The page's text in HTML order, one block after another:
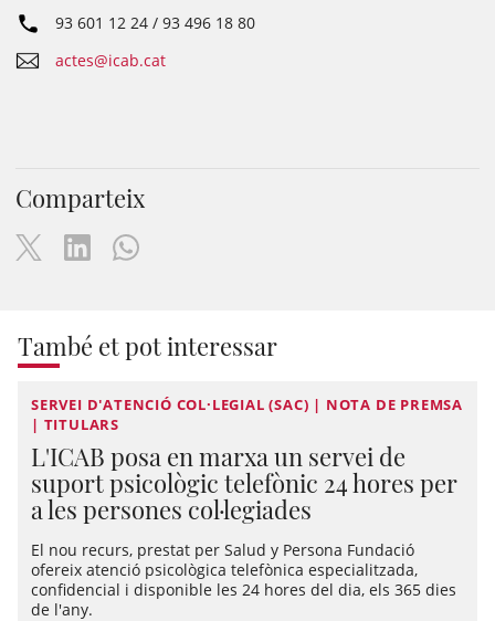
93 601 12 24 / 93 496 18 80
actes@icab.cat
Comparteix
També et pot interessar
SERVEI D'ATENCIÓ COL·LEGIAL (SAC) | NOTA DE PREMSA
| TITULARS
L'ICAB posa en marxa un servei de
suport psicològic telefònic 24 hores per
a les persones col·legiades
El nou recurs, prestat per Salud y Persona Fundació
ofereix atenció psicològica telefònica especialitzada,
confidencial i disponible les 24 hores del dia, els 365 dies
de l'any.